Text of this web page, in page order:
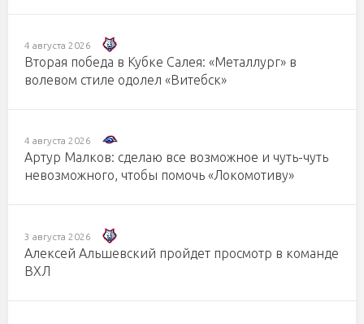
4 августа 2026
Вторая победа в Кубке Салея: «Металлург» в
волевом стиле одолел «Витебск»
4 августа 2026
Артур Малков: сделаю все возможное и чуть-чуть
невозможного, чтобы помочь «Локомотиву»
3 августа 2026
Алексей Альшевский пройдет просмотр в команде
ВХЛ